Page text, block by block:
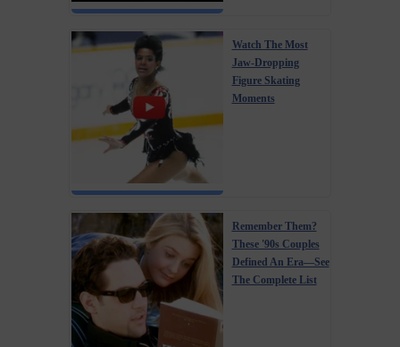
Watch The Most
Jaw‑Dropping
Figure Skating
Moments
Remember Them?
These '90s Couples
Defined An Era—See
The Complete List